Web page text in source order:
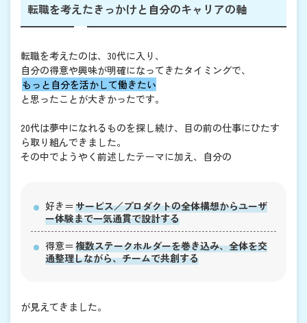
転職を考えたきっかけと自分のキャリアの軸
転職を考えたのは、30代に入り、
自分の得意や興味が明確になってきたタイミングで、
もっと自分を活かして働きたい
と思ったことが大きかったです。
20代は夢中になれるものを探し続け、目の前の仕事にひたす
ら取り組んできました。
その中でようやく前述したテーマに加え、自分の
好き＝サービス／プロダクトの全体構想からユーザ
ー体験まで一気通貫で設計する
得意＝複数ステークホルダーを巻き込み、全体を交
通整理しながら、チームで共創する
が見えてきました。